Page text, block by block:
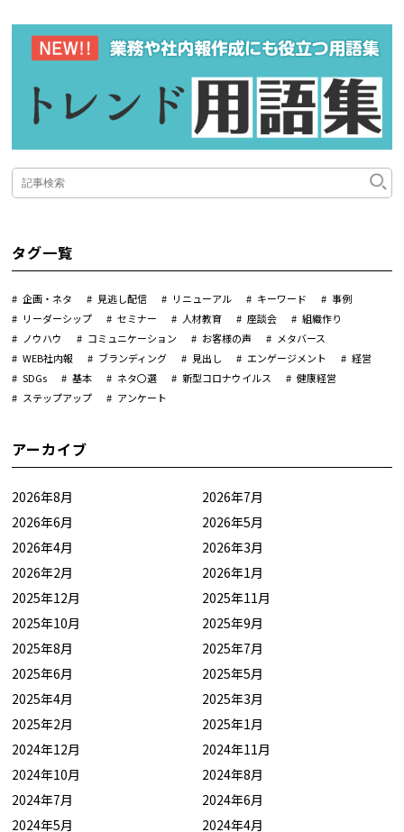
タグ一覧
企画・ネタ 見逃し配信 リニューアル キーワード
事例
リーダーシップ
セミナー 人材教育 座談会
組織作り
ノウハウ
コミュニケーション お客様の声
メタバース
WEB社内報
ブランディング 見出し エンゲージメント
経営
SDGs
基本 ネタ〇選 新型コロナウイルス
健康経営
ステップアップ
アンケート
アーカイブ
2026年8月
2026年7月
2026年6月
2026年5月
2026年4月
2026年3月
2026年2月
2026年1月
2025年12月
2025年11月
2025年10月
2025年9月
2025年8月
2025年7月
2025年6月
2025年5月
2025年4月
2025年3月
2025年2月
2025年1月
2024年12月
2024年11月
2024年10月
2024年8月
2024年7月
2024年6月
2024年5月
2024年4月